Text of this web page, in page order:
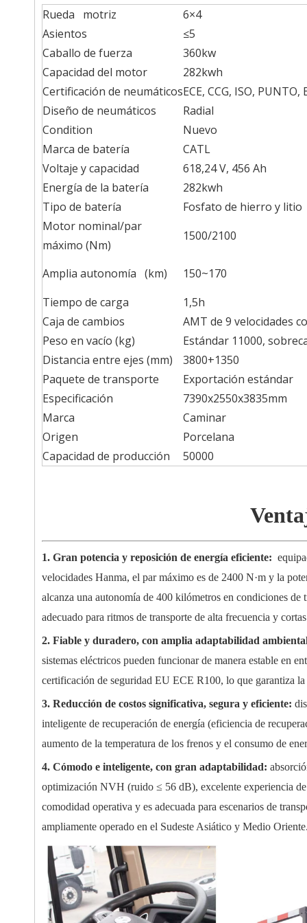
Rueda motriz
6×4
Asientos
≤5
Caballo de fuerza
360kw
Capacidad del motor
282kwh
Certificación de neumáticosECE, CCG, ISO, PUNTO,
Diseño de neumáticos
Radial
Condition
Nuevo
Marca de batería
CATL
Voltaje y capacidad
618,24 V, 456 Ah
Energía de la batería
282kwh
Tipo de batería
Fosfato de hierro y litio
Motor nominal/par
máximo (Nm)
1500/2100
Amplia autonomía (km)
150~170
Tiempo de carga
1,5h
Caja de cambios
AMT de 9 velocidades
Peso en vacío (kg)
Estándar 11000,
Distancia entre ejes (mm)
3800+1350
Paquete de transporte
Exportación estándar
Especificación
7390x2550x3835mm
Marca
Caminar
Origen
Porcelana
Capacidad de producción
50000
1. Gran potencia y reposición de energía eficiente:
velocidades Hanma, el par máximo es de 2400 N·m y la
alcanza una autonomía de 400 kilómetros en condiciones
adecuado para ritmos de transporte de alta frecuencia y
2. Fiable y duradero, con amplia adaptabilidad
sistemas eléctricos pueden funcionar de manera estable
certificación de seguridad EU ECE R100, lo que garantiza
3. Reducción de costos significativa, segura y eficiente:
inteligente de recuperación de energía (eficiencia de
aumento de la temperatura de los frenos y el consumo de
4. Cómodo e inteligente, con gran adaptabilidad:
optimización NVH (ruido ≤ 56 dB), excelente experiencia
comodidad operativa y es adecuada para escenarios de
ampliamente operado en el Sudeste Asiático y Medio